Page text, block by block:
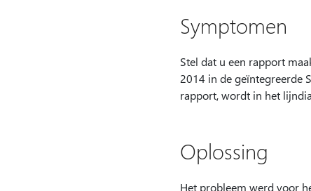
Symptomen
Stel dat u een rapport
2014 in de geïntegreerde
rapport, wordt in het
Oplossing
Het probleem werd voor